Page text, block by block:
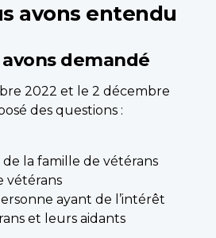
avons entendu
demandé
2022 et le 2 décembre
des questions :
la famille de vétérans
vétérans
ayant de l’intérêt
et leurs aidants